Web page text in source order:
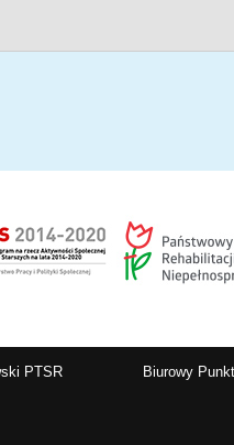
PTSR Biurowy